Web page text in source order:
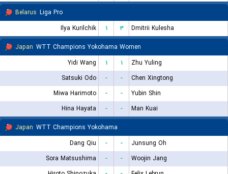
Belarus Liga Pro
Ilya Kurilchik
۱ ۳
Dmitrii Kulesha
Japan WTT Champions Yokohama Women
Yidi Wang
۱ ۱
Zhu Yuling
Satsuki Odo
- -
Chen Xingtong
Miwa Harimoto
- -
Yubin Shin
Hina Hayata
- -
Man Kuai
Japan WTT Champions Yokohama
Dang Qiu
- -
Junsung Oh
Sora Matsushima
- -
Woojin Jang